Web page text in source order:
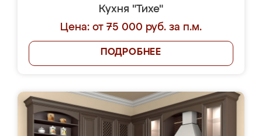
Кухня "Тихе"
Цена: от 75 000 руб. за п.м.
ПОДРОБНЕЕ